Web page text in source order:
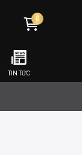
0
TIN TỨC